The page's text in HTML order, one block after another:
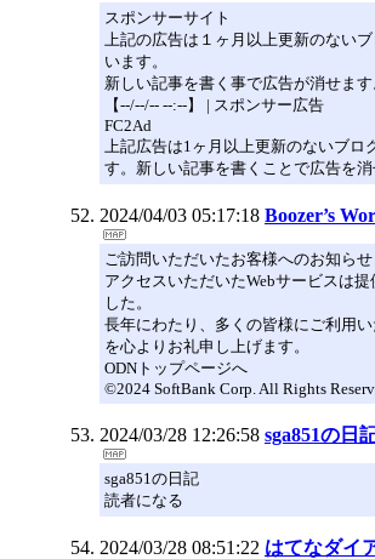
スポンサーサイト
上記の広告は１ヶ月以上更新のない
います。
新しい記事を書く事で広告が消せます
【--/--/-- --:--】 | スポンサー広告
FC2Ad
上記広告は1ヶ月以上更新のないブロ
す。新しい記事を書くことで広告を消
2024/04/03 05:17:18 Boozer’s
ご訪問いただいたお客様へのお知らせ
アクセスいただいたWebサービスは提
した。
長年にわたり、多くの皆様にご利用
を心よりお礼申し上げます。
ODNトップページへ
©2024 SoftBank Corp. All Rights
2024/03/28 12:26:58 sga851の日
sga851の日記
読者になる
2024/03/28 08:51:22 はてなダイ